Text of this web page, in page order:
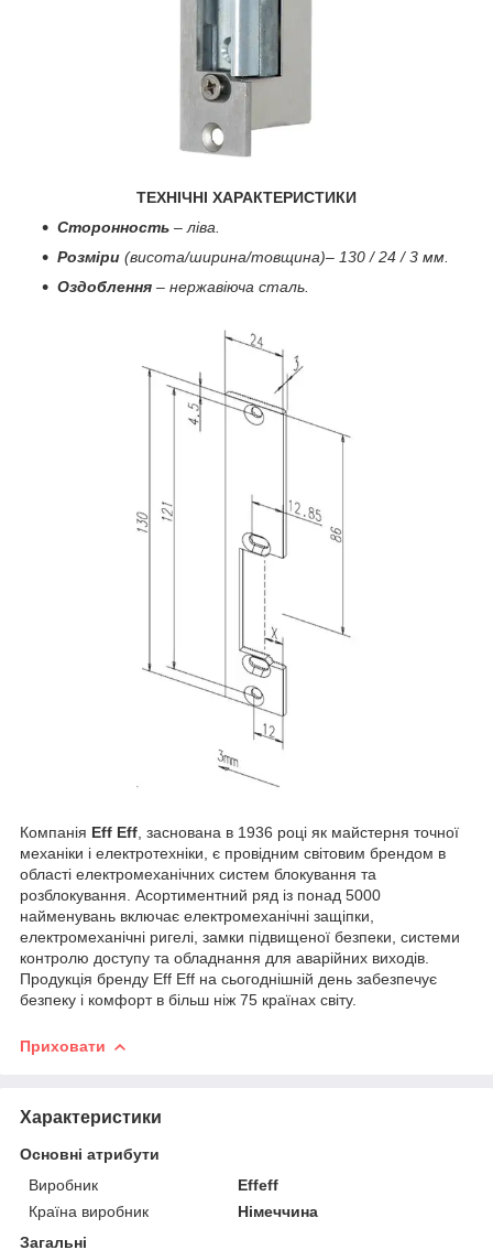
ТЕХНІЧНІ ХАРАКТЕРИСТИКИ
Сторонность – ліва.
Розміри (висота/ширина/товщина)– 130 / 24 / 3 мм.
Оздоблення – нержавіюча сталь.
Компанія Eff Eff , заснована в 1936 році як майстерня точної
механіки і електротехніки, є провідним світовим брендом в
області електромеханічних систем блокування та
розблокування. Асортиментний ряд із понад 5000
найменувань включає електромеханічні защіпки,
електромеханічні ригелі, замки підвищеної безпеки, системи
контролю доступу та обладнання для аварійних виходів.
Продукція бренду Eff Eff на сьогоднішній день забезпечує
безпеку і комфорт в більш ніж 75 країнах світу.
Приховати
Характеристики
Основні атрибути
Виробник
Effeff
Країна виробник
Німеччина
Загальні